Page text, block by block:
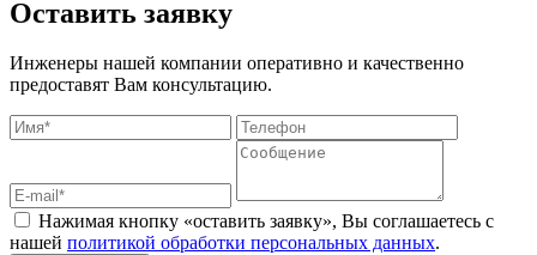
Оставить заявку
Инженеры нашей компании оперативно и качественно
предоставят Вам консультацию.
Нажимая кнопку «оставить заявку», Вы соглашаетесь с
нашей политикой обработки персональных данных.